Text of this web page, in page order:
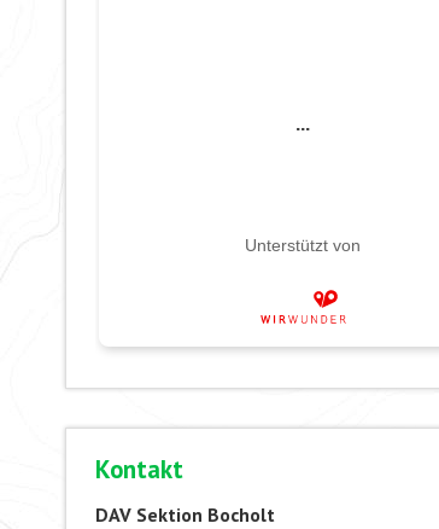
Kontakt
DAV Sektion Bocholt